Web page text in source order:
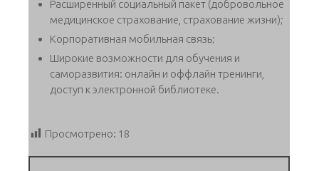
Расширенный социальный пакет (добровольное
медицинское страхование, страхование жизни);
Корпоративная мобильная связь;
Широкие возможности для обучения и
саморазвития: онлайн и оффлайн тренинги,
доступ к электронной библиотеке.
Просмотрено: 18